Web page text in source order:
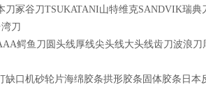
刀冢谷刀TSUKATANI山特维克SANDVIK瑞
刀
鳄鱼刀圆头线厚线尖头线大头线齿刀波浪
缺口机砂轮片海绵胶条拱形胶条固体胶条日